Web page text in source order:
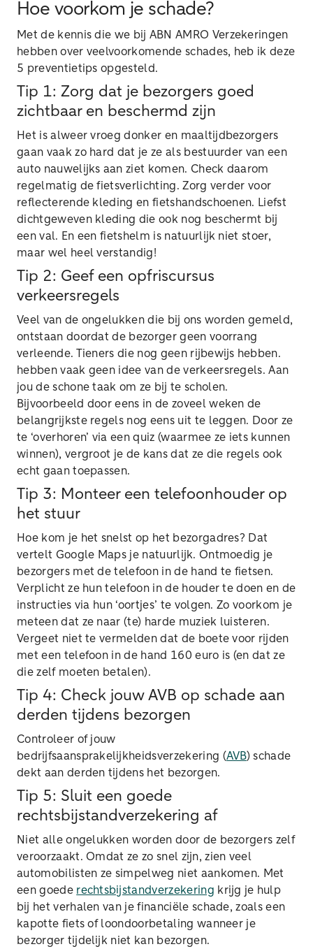
Hoe voorkom je schade?
Met de kennis die we bij ABN AMRO Verzekeringen
hebben over veelvoorkomende schades, heb ik deze
5 preventietips opgesteld.
Tip 1: Zorg dat je bezorgers goed
zichtbaar en beschermd zijn
Het is alweer vroeg donker en maaltijdbezorgers
gaan vaak zo hard dat je ze als bestuurder van een
auto nauwelijks aan ziet komen. Check daarom
regelmatig de fietsverlichting. Zorg verder voor
reflecterende kleding en fietshandschoenen. Liefst
dichtgeweven kleding die ook nog beschermt bij
een val. En een fietshelm is natuurlijk niet stoer,
maar wel heel verstandig!
Tip 2: Geef een opfriscursus
verkeersregels
Veel van de ongelukken die bij ons worden gemeld,
ontstaan doordat de bezorger geen voorrang
verleende. Tieners die nog geen rijbewijs hebben.
hebben vaak geen idee van de verkeersregels. Aan
jou de schone taak om ze bij te scholen.
Bijvoorbeeld door eens in de zoveel weken de
belangrijkste regels nog eens uit te leggen. Door ze
te ‘overhoren’ via een quiz (waarmee ze iets kunnen
winnen), vergroot je de kans dat ze die regels ook
echt gaan toepassen.
Tip 3: Monteer een telefoonhouder op
het stuur
Hoe kom je het snelst op het bezorgadres? Dat
vertelt Google Maps je natuurlijk. Ontmoedig je
bezorgers met de telefoon in de hand te fietsen.
Verplicht ze hun telefoon in de houder te doen en de
instructies via hun ‘oortjes’ te volgen. Zo voorkom je
meteen dat ze naar (te) harde muziek luisteren.
Vergeet niet te vermelden dat de boete voor rijden
met een telefoon in de hand 160 euro is (en dat ze
die zelf moeten betalen).
Tip 4: Check jouw AVB op schade aan
derden tijdens bezorgen
Controleer of jouw
bedrijfsaansprakelijkheidsverzekering (AVB) schade
dekt aan derden tijdens het bezorgen.
Tip 5: Sluit een goede
rechtsbijstandverzekering af
Niet alle ongelukken worden door de bezorgers zelf
veroorzaakt. Omdat ze zo snel zijn, zien veel
automobilisten ze simpelweg niet aankomen. Met
een goede rechtsbijstandverzekering krijg je hulp
bij het verhalen van je financiële schade, zoals een
kapotte fiets of loondoorbetaling wanneer je
bezorger tijdelijk niet kan bezorgen.